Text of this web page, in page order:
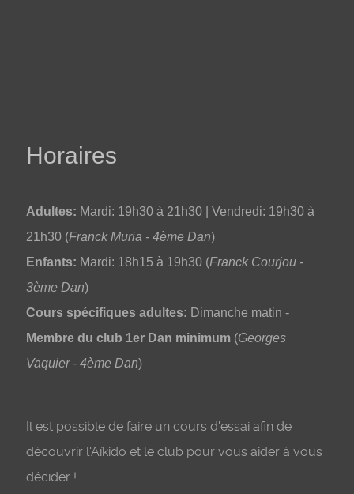
Horaires
Adultes: Mardi: 19h30 à 21h30 | Vendredi: 19h30 à
21h30 (Franck Muria - 4ème Dan)
Enfants: Mardi: 18h15 à 19h30 (Franck Courjou -
3ème Dan)
Cours spécifiques adultes: Dimanche matin -
Membre du club 1er Dan minimum (Georges
Vaquier - 4ème Dan)
Il est possible de faire un cours d'essai afin de
découvrir l'Aïkido et le club pour vous aider à vous
décider !